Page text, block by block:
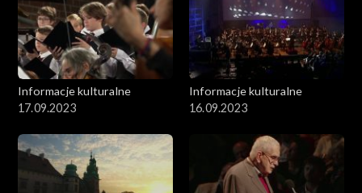
Informacje kulturalne
17.09.2023
Informacje kulturalne
16.09.2023